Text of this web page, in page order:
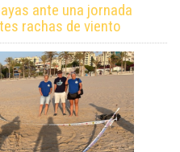
ante una jornada
rachas de viento